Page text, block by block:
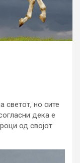
светот, но сите
дека е
од својот